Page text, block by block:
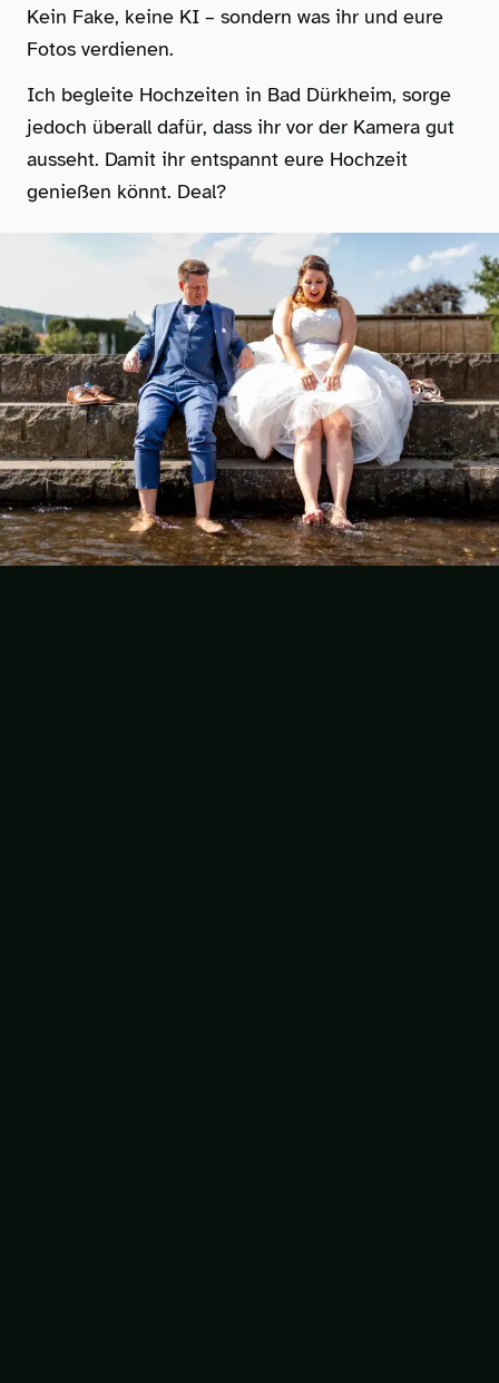
Kein Fake, keine KI – sondern was ihr und eure
Fotos verdienen.
Ich begleite Hochzeiten in Bad Dürkheim, sorge
jedoch überall dafür, dass ihr vor der Kamera gut
ausseht. Damit ihr entspannt eure Hochzeit
genießen könnt. Deal?